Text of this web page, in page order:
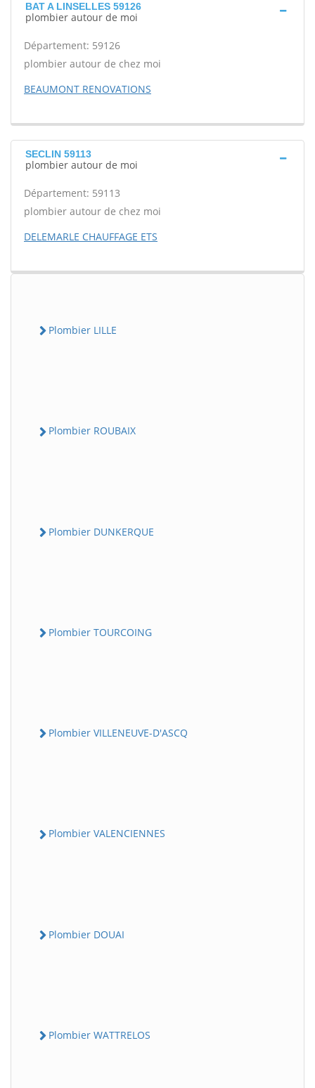
BAT A LINSELLES 59126
plombier autour de moi
Département: 59126
plombier autour de chez moi
BEAUMONT RENOVATIONS
SECLIN 59113
plombier autour de moi
Département: 59113
plombier autour de chez moi
DELEMARLE CHAUFFAGE ETS
Plombier LILLE
Plombier ROUBAIX
Plombier DUNKERQUE
Plombier TOURCOING
Plombier VILLENEUVE-D'ASCQ
Plombier VALENCIENNES
Plombier DOUAI
Plombier WATTRELOS